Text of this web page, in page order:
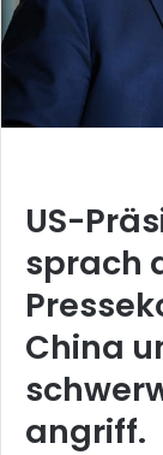
US-
sprach
China
angriff.